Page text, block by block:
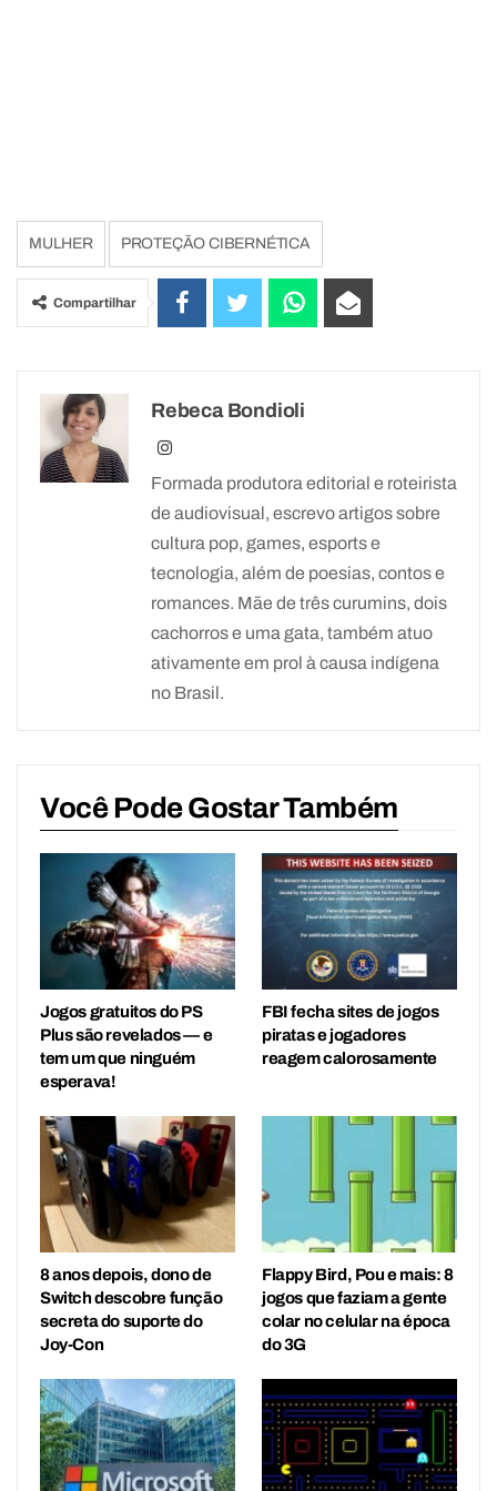
MULHER PROTEÇÃO CIBERNÉTICA
Compartilhar
Rebeca Bondioli
Formada produtora editorial e roteirista
de audiovisual, escrevo artigos sobre
cultura pop, games, esports e
tecnologia, além de poesias, contos e
romances. Mãe de três curumins, dois
cachorros e uma gata, também atuo
ativamente em prol à causa indígena
no Brasil.
Você Pode Gostar Também
Jogos gratuitos do PS
Plus são revelados — e
tem um que ninguém
esperava!
FBI fecha sites de jogos
piratas e jogadores
reagem calorosamente
8 anos depois, dono de
Switch descobre função
secreta do suporte do
Joy-Con
Flappy Bird, Pou e mais: 8
jogos que faziam a gente
colar no celular na época
do 3G